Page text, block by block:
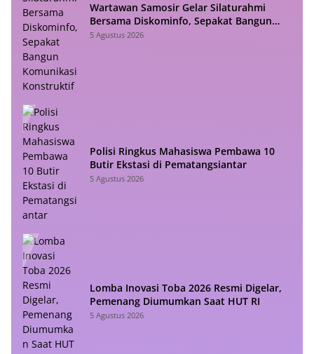
Wartawan Samosir Gelar Silaturahmi
Bersama Diskominfo, Sepakat Bangun
Komunikasi Konstruktif
5 Agustus 2026
Polisi Ringkus Mahasiswa Pembawa 10
Butir Ekstasi di Pematangsiantar
5 Agustus 2026
Lomba Inovasi Toba 2026 Resmi Digelar,
Pemenang Diumumkan Saat HUT RI
5 Agustus 2026